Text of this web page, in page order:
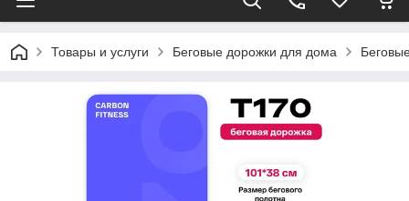
Товары и услуги Беговые дорожки для дома